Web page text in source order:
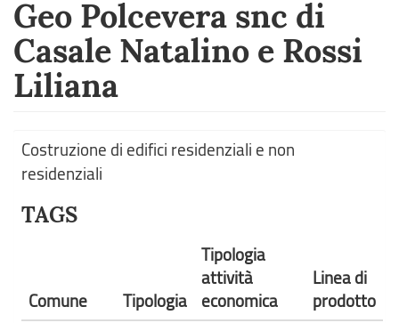
Geo Polcevera snc di
Casale Natalino e Rossi
Liliana
Costruzione di edifici residenziali e non
residenziali
TAGS
Comune Tipologia
Tipologia
attività
economica
Linea di
prodotto